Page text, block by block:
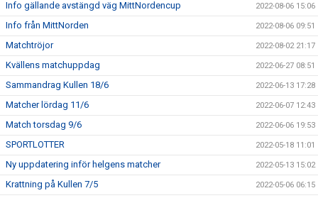
Info gällande avstängd väg MittNordencup 2022-08-06 15:06
Info från MittNorden 2022-08-06 09:51
Matchtröjor 2022-08-02 21:17
Kvällens matchuppdag 2022-06-27 08:51
Sammandrag Kullen 18/6 2022-06-13 17:28
Matcher lördag 11/6 2022-06-07 12:43
Match torsdag 9/6 2022-06-06 19:53
SPORTLOTTER 2022-05-18 11:01
Ny uppdatering inför helgens matcher 2022-05-13 15:02
Krattning på Kullen 7/5 2022-05-06 06:15